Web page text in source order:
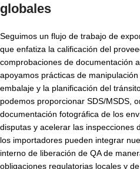
globales
Seguimos un flujo de trabajo de
que enfatiza la calificación del
comprobaciones de documentación
apoyamos prácticas de
embalaje y la planificación del
podemos proporcionar SDS/MSDS,
documentación fotográfica de los
disputas y acelerar las inspecciones
los importadores pueden integrar
interno de liberación de QA de
obligaciones regulatorias locales y